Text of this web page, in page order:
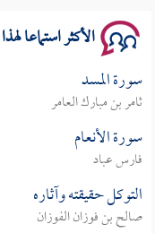
الأكثر استماعا
سورة المسد
ثامر بن مبارك العامر
سورة الأنعام
فارس عباد
التوكل حقيقته وآثاره
صالح بن فوزان الفوزان